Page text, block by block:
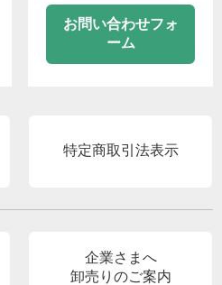
お問い合わせフォ
ーム
特定商取引法表示
企業さまへ
卸売りのご案内